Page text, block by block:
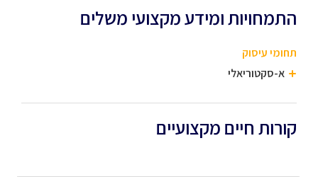
התמחויות ומידע מקצועי משלים
תחומי עיסוק
א-סקטוריאלי
קורות חיים מקצועיים